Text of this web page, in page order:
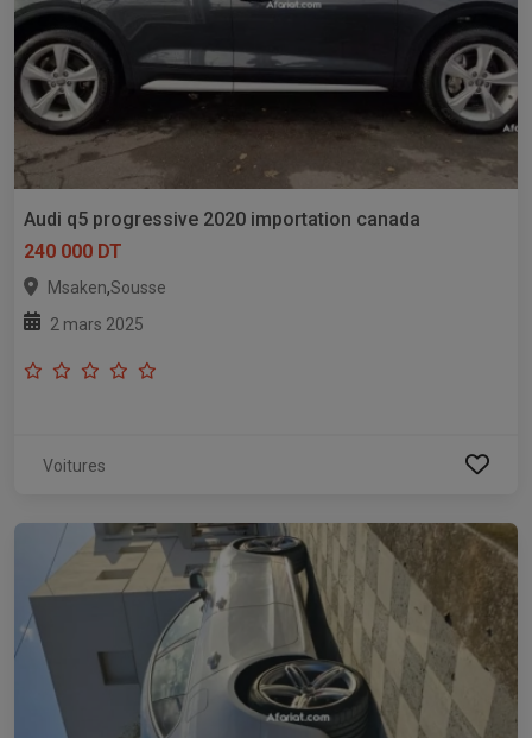
Audi q5 progressive 2020 importation canada
240 000 DT
Msaken,Sousse
2 mars 2025
Voitures